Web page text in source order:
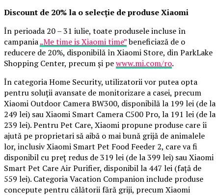
Discount de 20% la o selecție de produse Xiaomi
În perioada 20 – 31 iulie, toate produsele incluse în
campania„Me time is Xiaomi time”beneficiază de o
reducere de 20%, disponibilă în Xiaomi Store, din ParkLake
Shopping Center, precum și pewww.mi.com/ro.
În categoria Home Security, utilizatorii vor putea opta
pentru soluții avansate de monitorizare a casei, precum
Xiaomi Outdoor Camera BW300, disponibilă la 199 lei (de la
249 lei) sau Xiaomi Smart Camera C500 Pro, la 191 lei (de la
239 lei). Pentru Pet Care, Xiaomi propune produse care îi
ajută pe proprietari să aibă o mai bună grijă de animalele
lor, inclusiv Xiaomi Smart Pet Food Feeder 2, care va fi
disponibil cu preț redus de 319 lei (de la 399 lei) sau Xiaomi
Smart Pet Care Air Purifier, disponibil la 447 lei (față de
559 lei). Categoria Vacation Companion include produse
concepute pentru călătorii fără griji, precum Xiaomi